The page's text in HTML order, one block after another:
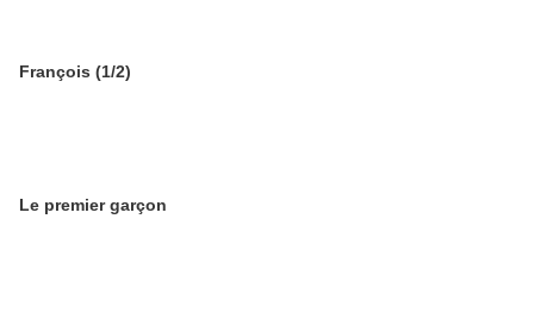
François (1/2)
Le premier garçon